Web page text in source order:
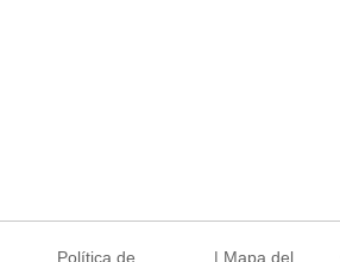
Política de | Mapa del